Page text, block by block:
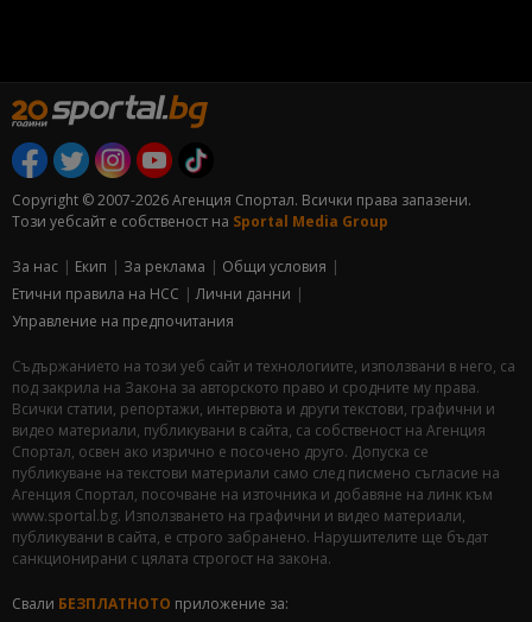
Copyright © 2007-2026 Агенция Спортал. Всички права запазени.
Този уебсайт е собственост на Sportal Media Group
За нас Екип За рекламa
Общи условия
Етични правила на НСС
Лични данни
Управление на предпочитания
Съдържанието на този уеб сайт и технологиите, използвани в него, са
под закрила на Закона за авторското право и сродните му права.
Всички статии, репортажи, интервюта и други текстови, графични и
видео материали, публикувани в сайта, са собственост на Агенция
Спортал, освен ако изрично е посочено друго. Допуска се
публикуване на текстови материали само след писмено съгласие на
Агенция Спортал, посочване на източника и добавяне на линк към
www.sportal.bg. Използването на графични и видео материали,
публикувани в сайта, е строго забранено. Нарушителите ще бъдат
санкционирани с цялата строгост на закона.
Свали БЕЗПЛАТНОТО приложение за: